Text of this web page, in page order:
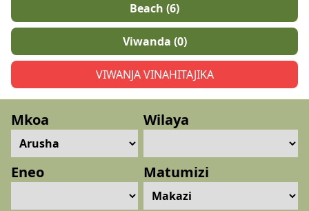
UTARATIBU
WASILIANA
NASI
PICHA
Beach (6)
Viwanda (0)
VIWANJA VINAHITAJIKA
Mkoa Wilaya
Eneo Matumizi